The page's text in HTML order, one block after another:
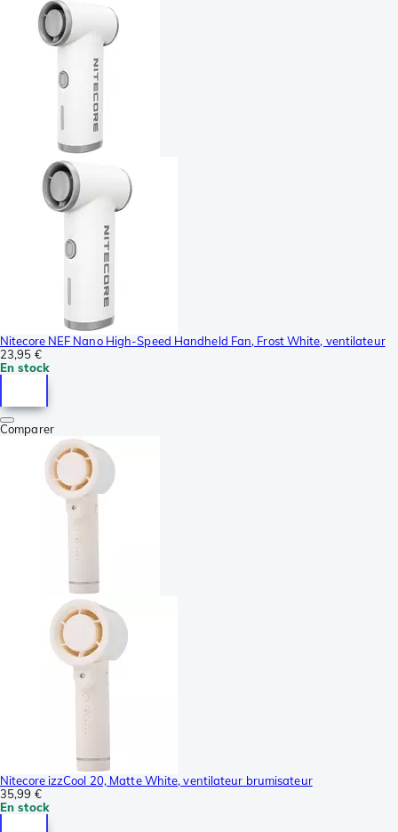
Nitecore NEF Nano High-Speed Handheld Fan, Frost White, ventilateur
23,95 €
En stock
Comparer
Nitecore izzCool 20, Matte White, ventilateur brumisateur
35,99 €
En stock